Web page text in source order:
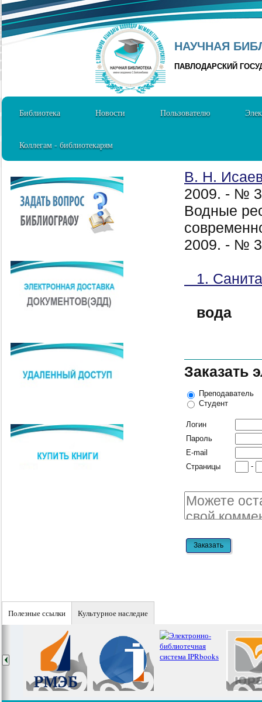
НАУЧНАЯ
ПАВЛОДАРСКИЙ
Библиотека Новости Пользователю
Коллегам - библиотекарям
В. Н.
2009. - №
Водные
2009. - № 3
1.
вода
Заказать
Преподаватель
Студент
Логин
Пароль
E-mail
Страницы
-
Полезные ссылки Культурное наследие